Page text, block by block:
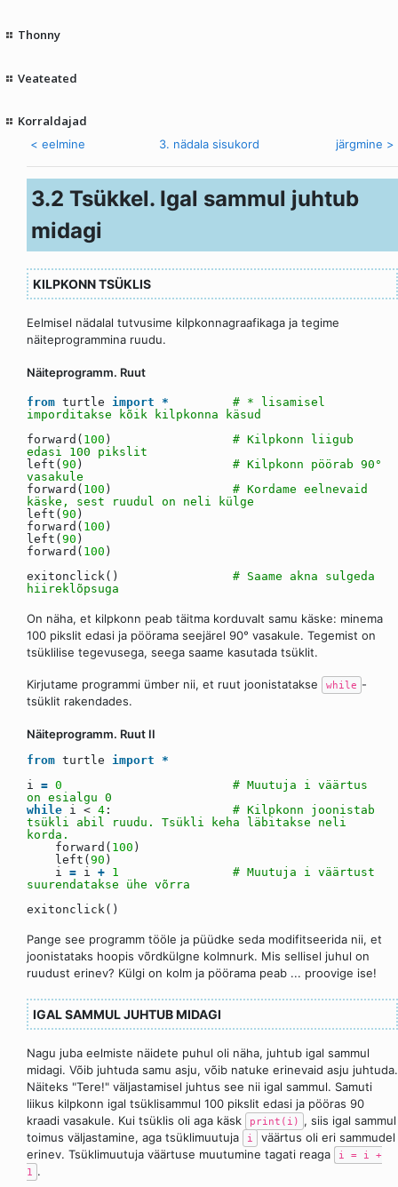
Thonny
Veateated
Korraldajad
< eelmine 3. nädala sisukord järgmine >
3.2 Tsükkel. Igal sammul juhtub
midagi
KILPKONN TSÜKLIS
Eelmisel nädalal tutvusime kilpkonnagraafikaga ja tegime
näiteprogrammina ruudu.
Näiteprogramm. Ruut
from turtle import *
# * lisamisel
imporditakse kõik kilpkonna käsud
forward( 100 ) # Kilpkonn liigub
edasi 100 pikslit
left( 90 ) # Kilpkonn pöörab 90°
vasakule
forward( 100 ) # Kordame eelnevaid
käske, sest ruudul on neli külge
left( 90 )
forward( 100 )
left( 90 )
forward( 100 )
exitonclick() # Saame akna sulgeda
hiireklõpsuga
On näha, et kilpkonn peab täitma korduvalt samu käske: minema
100 pikslit edasi ja pöörama seejärel 90° vasakule. Tegemist on
tsüklilise tegevusega, seega saame kasutada tsüklit.
Kirjutame programmi ümber nii, et ruut joonistatakse while -
tsüklit rakendades.
Näiteprogramm. Ruut II
from turtle import
*
i = 0
# Muutuja i väärtus
on esialgu 0
while i < 4 : # Kilpkonn joonistab
tsükli abil ruudu. Tsükli keha läbitakse neli
korda.
forward( 100 )
left(90 )
i = i + 1
# Muutuja i väärtust
suurendatakse ühe võrra
exitonclick()
Pange see programm tööle ja püüdke seda modifitseerida nii, et
joonistataks hoopis võrdkülgne kolmnurk. Mis sellisel juhul on
ruudust erinev? Külgi on kolm ja pöörama peab ... proovige ise!
IGAL SAMMUL JUHTUB MIDAGI
Nagu juba eelmiste näidete puhul oli näha, juhtub igal sammul
midagi. Võib juhtuda samu asju, võib natuke erinevaid asju juhtuda.
Näiteks "Tere!" väljastamisel juhtus see nii igal sammul. Samuti
liikus kilpkonn igal tsüklisammul 100 pikslit edasi ja pööras 90
kraadi vasakule. Kui tsüklis oli aga käsk
print(i) , siis igal sammul
toimus väljastamine, aga tsüklimuutuja
i
väärtus oli eri sammudel
erinev. Tsüklimuutuja väärtuse muutumine tagati reaga
i = i +
1 .